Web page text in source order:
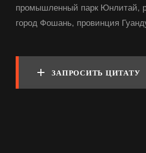
промышленный парк Юнлитай,
город Фошань, провинция
ЗАПРОСИТЬ ЦИТАТУ